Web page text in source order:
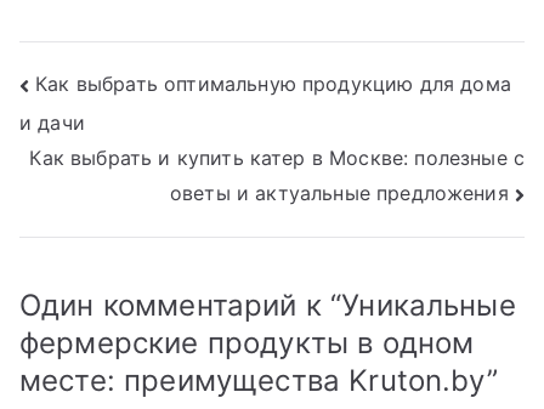
Навигация
по
записям
Как выбрать оптимальную продукцию для дома
и дачи
Как выбрать и купить катер в Москве: полезные с
оветы и актуальные предложения
Один комментарий к “Уникальные
фермерские продукты в одном
месте: преимущества Kruton.by”